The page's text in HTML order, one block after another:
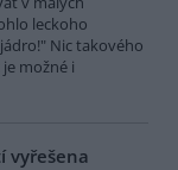
leckoho
Nic takového
možné i
vyřešena